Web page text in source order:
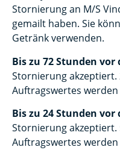
Stornierung an M/S
gemailt haben. Sie
Getränk verwenden.
Bis zu 72 Stunden vor
Stornierung
Auftragswertes
Bis zu 24 Stunden vor
Stornierung
Auftragswertes